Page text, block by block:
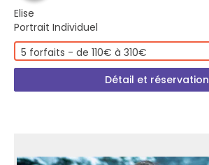
Elise
Portrait Individuel
5 forfaits - de 110€ à 310€
Détail et réservation